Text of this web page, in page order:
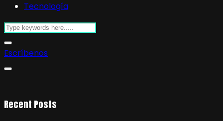
Tecnología
Escríbenos
Recent Posts